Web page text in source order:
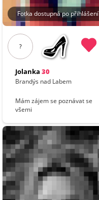
Fotka dostupná po přihlášení
?
Jolanka 30
Brandýs nad Labem
Mám zájem se poznávat se
všemi